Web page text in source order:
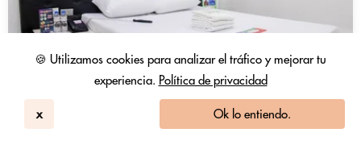
🍪 Utilizamos cookies para analizar el tráfico y mejorar tu
experiencia. Política de privacidad
x Ok lo entiendo.